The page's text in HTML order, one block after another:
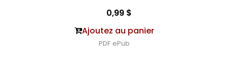
0,99 $
Ajoutez au panier
PDF ePub